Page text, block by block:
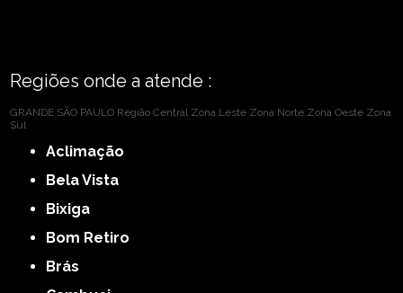
Regiões onde a atende :
GRANDE SÃO PAULO Região Central Zona Leste Zona Norte Zona Oeste Zona
Sul
Aclimação
Bela Vista
Bixiga
Bom Retiro
Brás